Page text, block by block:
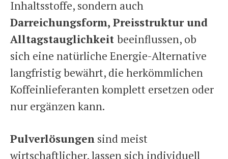
Inhaltsstoffe, sondern auch
Darreichungsform, Preisstruktur und
Alltagstauglichkeit beeinflussen, ob
sich eine natürliche Energie-Alternative
langfristig bewährt, die herkömmlichen
Koffeinlieferanten komplett ersetzen oder
nur ergänzen kann.
Pulverlösungen sind meist
wirtschaftlicher, lassen sich individuell